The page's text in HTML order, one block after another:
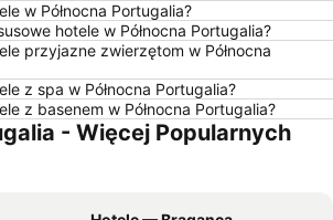
Hotele — Barcelona
Hotele — Szczyrk
Hotele — Morze Bałtyckie
Hotele — Wybrzeże Bałtyckie
Hotele — Turcja
Hotele — Włochy
w Północna Portugalia?
hotele w Północna Portugalia?
przyjazne zwierzętom w Północna
z spa w Północna Portugalia?
z basenem w Północna Portugalia?
- Więcej Popularnych